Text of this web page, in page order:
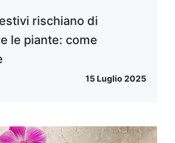
rischiano di
le piante: come
15 Luglio 2025